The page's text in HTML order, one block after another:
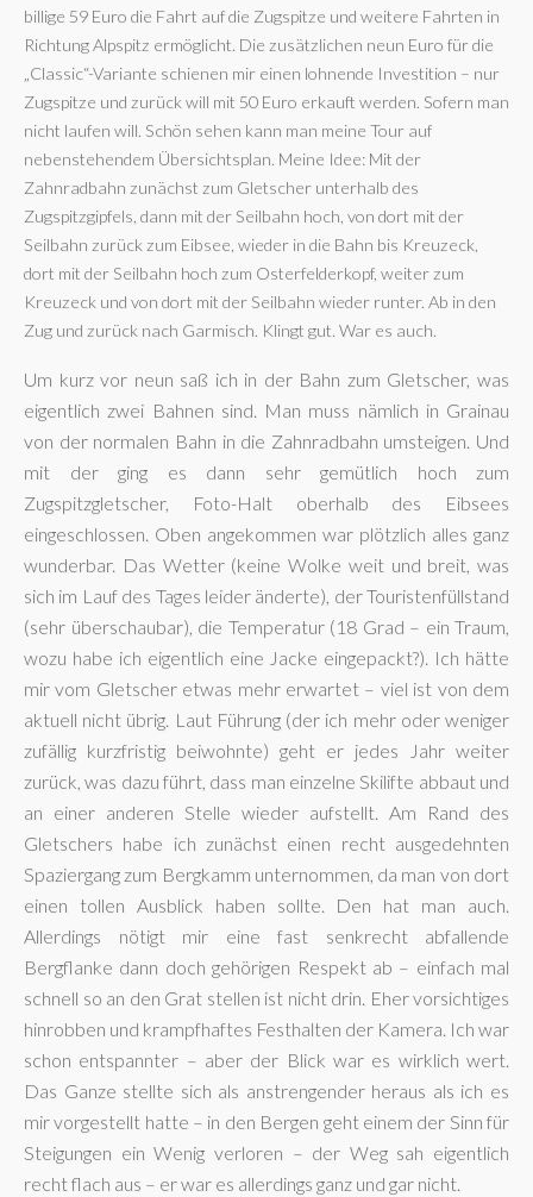
billige 59 Euro die Fahrt auf die Zugspitze und weitere Fahrten in
Richtung Alpspitz ermöglicht. Die zusätzlichen neun Euro für die
„Classic“-Variante schienen mir einen lohnende Investition – nur
Zugspitze und zurück will mit 50 Euro erkauft werden. Sofern man
nicht laufen will. Schön sehen kann man meine Tour auf
nebenstehendem Übersichtsplan. Meine Idee: Mit der
Zahnradbahn zunächst zum Gletscher unterhalb des
Zugspitzgipfels, dann mit der Seilbahn hoch, von dort mit der
Seilbahn zurück zum Eibsee, wieder in die Bahn bis Kreuzeck,
dort mit der Seilbahn hoch zum Osterfelderkopf, weiter zum
Kreuzeck und von dort mit der Seilbahn wieder runter. Ab in den
Zug und zurück nach Garmisch. Klingt gut. War es auch.
Um kurz vor neun saß ich in der Bahn zum Gletscher, was
eigentlich zwei Bahnen sind. Man muss nämlich in Grainau
von der normalen Bahn in die Zahnradbahn umsteigen. Und
mit der ging es dann sehr gemütlich hoch zum
Zugspitzgletscher, Foto-Halt oberhalb des Eibsees
eingeschlossen. Oben angekommen war plötzlich alles ganz
wunderbar. Das Wetter (keine Wolke weit und breit, was
sich im Lauf des Tages leider änderte), der Touristenfüllstand
(sehr überschaubar), die Temperatur (18 Grad – ein Traum,
wozu habe ich eigentlich eine Jacke eingepackt?). Ich hätte
mir vom Gletscher etwas mehr erwartet – viel ist von dem
aktuell nicht übrig. Laut Führung (der ich mehr oder weniger
zufällig kurzfristig beiwohnte) geht er jedes Jahr weiter
zurück, was dazu führt, dass man einzelne Skilifte abbaut und
an einer anderen Stelle wieder aufstellt. Am Rand des
Gletschers habe ich zunächst einen recht ausgedehnten
Spaziergang zum Bergkamm unternommen, da man von dort
einen tollen Ausblick haben sollte. Den hat man auch.
Allerdings nötigt mir eine fast senkrecht abfallende
Bergflanke dann doch gehörigen Respekt ab – einfach mal
schnell so an den Grat stellen ist nicht drin. Eher vorsichtiges
hinrobben und krampfhaftes Festhalten der Kamera. Ich war
schon entspannter – aber der Blick war es wirklich wert.
Das Ganze stellte sich als anstrengender heraus als ich es
mir vorgestellt hatte – in den Bergen geht einem der Sinn für
Steigungen ein Wenig verloren – der Weg sah eigentlich
recht flach aus – er war es allerdings ganz und gar nicht.